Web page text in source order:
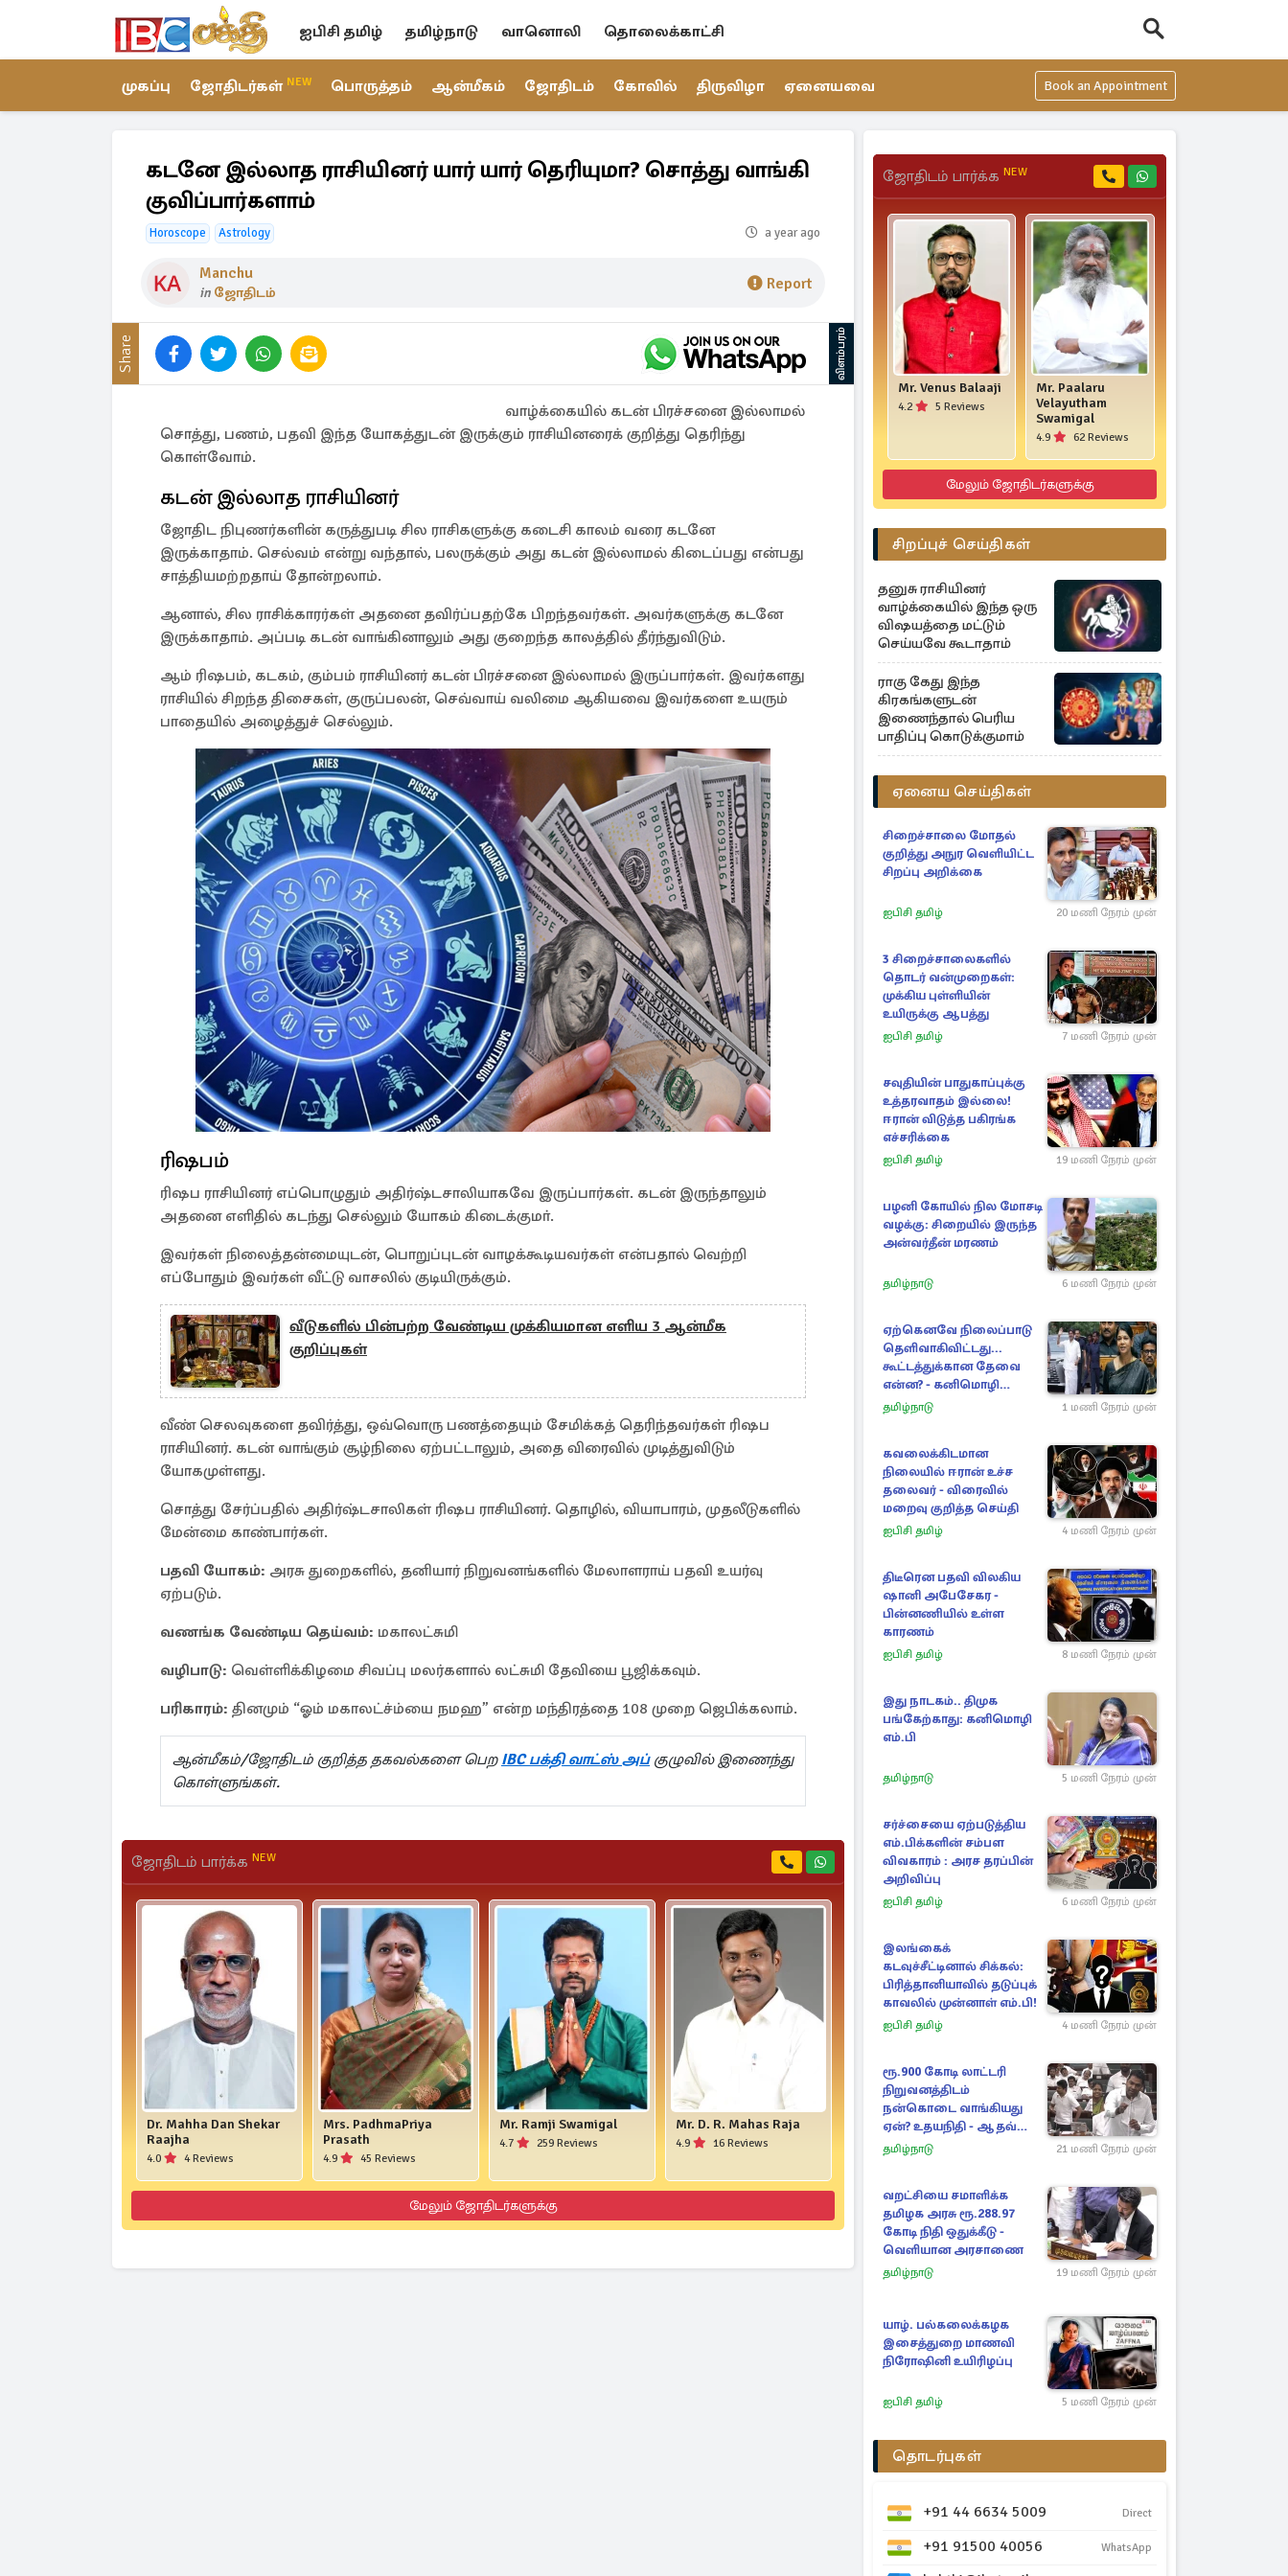
ஐபிசி தமிழ் தமிழ்நாடு வானொலி தொலைக்காட்சி
முகப்பு ஜோதிடர்கள் NEW பொருத்தம் ஆன்மீகம் ஜோதிடம் கோவில் திருவிழா ஏனையவை Book an Appointment
கடனே இல்லாத ராசியினர் யார் யார் தெரியுமா? சொத்து வாங்கி
குவிப்பார்களாம்
Horoscope Astrology a year ago
Manchu
in ஜோதிடம் Report
Share விளம்பரம்
வாழ்க்கையில் கடன் பிரச்சனை இல்லாமல்
சொத்து, பணம், பதவி இந்த யோகத்துடன் இருக்கும் ராசியினரைக் குறித்து தெரிந்து
கொள்வோம்.
கடன் இல்லாத ராசியினர்
ஜோதிட நிபுணர்களின் கருத்துபடி சில ராசிகளுக்கு கடைசி காலம் வரை கடனே
இருக்காதாம். செல்வம் என்று வந்தால், பலருக்கும் அது கடன் இல்லாமல் கிடைப்பது என்பது
சாத்தியமற்றதாய் தோன்றலாம்.
ஆனால், சில ராசிக்காரர்கள் அதனை தவிர்ப்பதற்கே பிறந்தவர்கள். அவர்களுக்கு கடனே
இருக்காதாம். அப்படி கடன் வாங்கினாலும் அது குறைந்த காலத்தில் தீர்ந்துவிடும்.
ஆம் ரிஷபம், கடகம், கும்பம் ராசியினர் கடன் பிரச்சனை இல்லாமல் இருப்பார்கள். இவர்களது
ராசியில் சிறந்த திசைகள், குருப்பலன், செவ்வாய் வலிமை ஆகியவை இவர்களை உயரும்
பாதையில் அழைத்துச் செல்லும்.
ரிஷபம்
ரிஷப ராசியினர் எப்பொழுதும் அதிர்ஷ்டசாலியாகவே இருப்பார்கள். கடன் இருந்தாலும்
அதனை எளிதில் கடந்து செல்லும் யோகம் கிடைக்குமா்.
இவர்கள் நிலைத்தன்மையுடன், பொறுப்புடன் வாழக்கூடியவர்கள் என்பதால் வெற்றி
எப்போதும் இவர்கள் வீட்டு வாசலில் குடியிருக்கும்.
வீடுகளில் பின்பற்ற வேண்டிய முக்கியமான எளிய 3 ஆன்மீக
குறிப்புகள்
வீண் செலவுகளை தவிர்த்து, ஒவ்வொரு பணத்தையும் சேமிக்கத் தெரிந்தவர்கள் ரிஷப
ராசியினர். கடன் வாங்கும் சூழ்நிலை ஏற்பட்டாலும், அதை விரைவில் முடித்துவிடும்
யோகமுள்ளது.
சொத்து சேர்ப்பதில் அதிர்ஷ்டசாலிகள் ரிஷப ராசியினர். தொழில், வியாபாரம், முதலீடுகளில்
மேன்மை காண்பார்கள்.
பதவி யோகம்: அரசு துறைகளில், தனியார் நிறுவனங்களில் மேலாளராய் பதவி உயர்வு
ஏற்படும்.
வணங்க வேண்டிய தெய்வம்: மகாலட்சுமி
வழிபாடு: வெள்ளிக்கிழமை சிவப்பு மலர்களால் லட்சுமி தேவியை பூஜிக்கவும்.
பரிகாரம்: தினமும் “ஓம் மகாலட்ச்ம்யை நமஹ” என்ற மந்திரத்தை 108 முறை ஜெபிக்கலாம்.
ஆன்மீகம்/ஜோதிடம் குறித்த தகவல்களை பெற IBC பக்தி வாட்ஸ் அப்குழுவில் இணைந்து
கொள்ளுங்கள்.
ஜோதிடம் பார்க்க NEW
Dr. Mahha Dan Shekar
Raajha
4.0 4 Reviews
Mrs. PadhmaPriya
Prasath
4.9 45 Reviews
Mr. Ramji Swamigal
4.7 259 Reviews
Mr. D. R. Mahas Raja
4.9 16 Reviews
மேலும் ஜோதிடர்களுக்கு
ஜோதிடம் பார்க்க NEW
Mr. Venus Balaaji
4.2 5 Reviews
Mr. Paalaru
Velayutham
Swamigal
4.9 62 Reviews
மேலும் ஜோதிடர்களுக்கு
சிறப்புச் செய்திகள்
தனுசு ராசியினர்
வாழ்க்கையில் இந்த ஒரு
விஷயத்தை மட்டும்
செய்யவே கூடாதாம்
ராகு கேது இந்த
கிரகங்களுடன்
இணைந்தால் பெரிய
பாதிப்பு கொடுக்குமாம்
ஏனைய செய்திகள்
சிறைச்சாலை மோதல்
குறித்து அநுர வெளியிட்ட
சிறப்பு அறிக்கை
ஐபிசி தமிழ் 20 மணி நேரம் முன்
3 சிறைச்சாலைகளில்
தொடர் வன்முறைகள்:
முக்கிய புள்ளியின்
உயிருக்கு ஆபத்து
ஐபிசி தமிழ் 7 மணி நேரம் முன்
சவுதியின் பாதுகாப்புக்கு
உத்தரவாதம் இல்லை!
ஈரான் விடுத்த பகிரங்க
எச்சரிக்கை
ஐபிசி தமிழ் 19 மணி நேரம் முன்
பழனி கோயில் நில மோசடி
வழக்கு: சிறையில் இருந்த
அன்வர்தீன் மரணம்
தமிழ்நாடு 6 மணி நேரம் முன்
ஏற்கெனவே நிலைப்பாடு
தெளிவாகிவிட்டது...
கூட்டத்துக்கான தேவை
என்ன? - கனிமொழி
விமர்சனம்
தமிழ்நாடு 1 மணி நேரம் முன்
கவலைக்கிடமான
நிலையில் ஈரான் உச்ச
தலைவர் - விரைவில்
மறைவு குறித்த செய்தி
ஐபிசி தமிழ் 4 மணி நேரம் முன்
திடீரென பதவி விலகிய
ஷானி அபேசேகர -
பின்னணியில் உள்ள
காரணம்
ஐபிசி தமிழ் 8 மணி நேரம் முன்
இது நாடகம்.. திமுக
பங்கேற்காது: கனிமொழி
எம்.பி
தமிழ்நாடு 5 மணி நேரம் முன்
சர்ச்சையை ஏற்படுத்திய
எம்.பிக்களின் சம்பள
விவகாரம் : அரச தரப்பின்
அறிவிப்பு
ஐபிசி தமிழ் 6 மணி நேரம் முன்
இலங்கைக்
கடவுச்சீட்டினால் சிக்கல்:
பிரித்தானியாவில் தடுப்புக்
காவலில் முன்னாள் எம்.பி!
ஐபிசி தமிழ் 4 மணி நேரம் முன்
ரூ.900 கோடி லாட்டரி
நிறுவனத்திடம்
நன்கொடை வாங்கியது
ஏன்? உதயநிதி - ஆதவ்
விவாதம்
தமிழ்நாடு 21 மணி நேரம் முன்
வறட்சியை சமாளிக்க
தமிழக அரசு ரூ.288.97
கோடி நிதி ஒதுக்கீடு -
வெளியான அரசாணை
தமிழ்நாடு 19 மணி நேரம் முன்
யாழ். பல்கலைக்கழக
இசைத்துறை மாணவி
நிரோஷினி உயிரிழப்பு
ஐபிசி தமிழ் 5 மணி நேரம் முன்
தொடர்புகள்
+91 44 6634 5009 Direct
+91 91500 40056 WhatsApp